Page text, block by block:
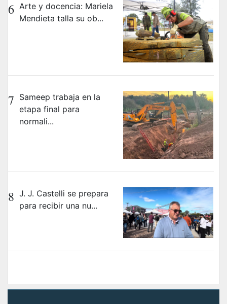
6 Arte y docencia: Mariela
Mendieta talla su ob...
7 Sameep trabaja en la
etapa final para
normali...
8 J. J. Castelli se prepara
para recibir una nu...